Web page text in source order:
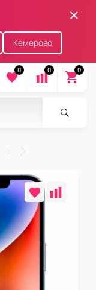
Кемерово
0 0 0